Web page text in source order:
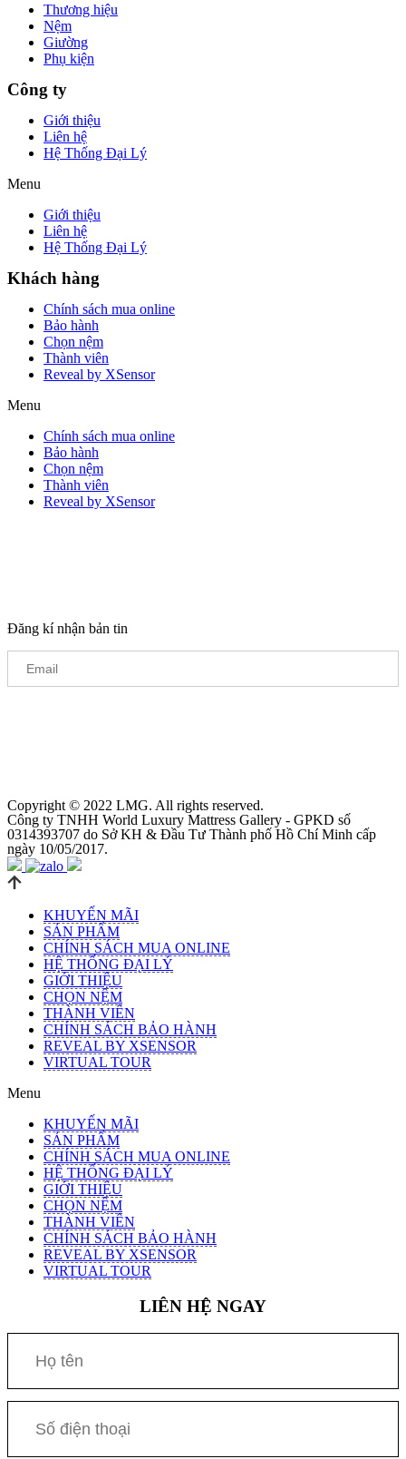
Thương hiệu
Nệm
Giường
Phụ kiện
Công ty
Giới thiệu
Liên hệ
Hệ Thống Đại Lý
Menu
Giới thiệu
Liên hệ
Hệ Thống Đại Lý
Khách hàng
Chính sách mua online
Bảo hành
Chọn nệm
Thành viên
Reveal by XSensor
Menu
Chính sách mua online
Bảo hành
Chọn nệm
Thành viên
Reveal by XSensor
Đăng kí nhận bản tin
Copyright © 2022 LMG. All rights reserved.
Công ty TNHH World Luxury Mattress Gallery - GPKD số
0314393707 do Sở KH & Đầu Tư Thành phố Hồ Chí Minh cấp
ngày 10/05/2017.
KHUYẾN MÃI
SẢN PHẨM
CHÍNH SÁCH MUA ONLINE
HỆ THỐNG ĐẠI LÝ
GIỚI THIỆU
CHỌN NỆM
THÀNH VIÊN
CHÍNH SÁCH BẢO HÀNH
REVEAL BY XSENSOR
VIRTUAL TOUR
Menu
KHUYẾN MÃI
SẢN PHẨM
CHÍNH SÁCH MUA ONLINE
HỆ THỐNG ĐẠI LÝ
GIỚI THIỆU
CHỌN NỆM
THÀNH VIÊN
CHÍNH SÁCH BẢO HÀNH
REVEAL BY XSENSOR
VIRTUAL TOUR
LIÊN HỆ NGAY